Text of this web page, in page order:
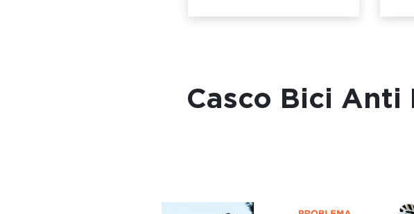
Casco Bici Anti